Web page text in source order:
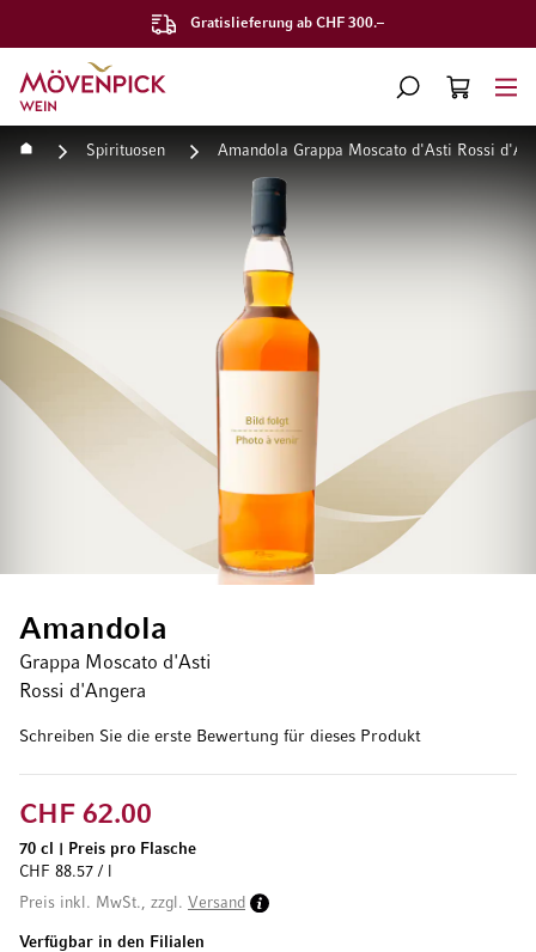
Gratislieferung ab CHF 300.–
Zur Startseite
SUCHE
WARENKORB
Startseite Spirituosen Amandola Grappa Moscato d'Asti Rossi
Schreiben Sie die erste Bewertung für dieses Produkt
Amandola
Grappa Moscato d'Asti
Rossi d'Angera
CHF 62.00
70 cl
Preis pro Flasche
CHF 88.57 / l
Preis inkl. MwSt., zzgl. Versand
Verfügbar in den Filialen
Zum Ende der Bildgalerie springen